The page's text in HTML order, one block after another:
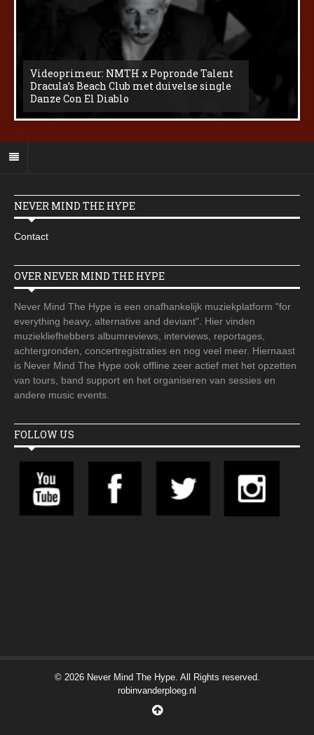
Videoprimeur: NMTH x Popronde Talent
Dracula’s Beach Club met duivelse single
Danze Con El Diablo
NEVER MIND THE HYPE
Contact
OVER NEVER MIND THE HYPE
Never Mind The Hype is een onafhankelijk muziekplatform "for
everything heavy, alternative and deviant". Hier vinden
muziekliefhebbers albumreviews, interviews, reportages,
achtergronden, concertregistraties en nog veel meer. Hiernaast
is Never Mind The Hype ook offline zeer actief met het opzetten
van tours, band support en het organiseren van sessies en
andere music events.
FOLLOW US
© 2026 Never Mind The Hype. All Rights reserved.
robinvanderploeg.nl